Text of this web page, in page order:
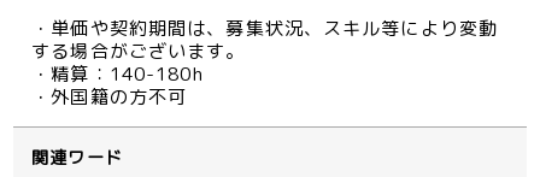
・単価や契約期間は、募集状況、スキル等により変動
する場合がございます。
・精算：140-180h
・外国籍の方不可
関連ワード